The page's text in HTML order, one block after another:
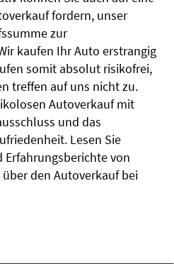
fordern, unser
zur
kaufen Ihr Auto erstrangig
somit absolut risikofrei,
treffen auf uns nicht zu.
Autoverkauf mit
und das
Lesen Sie
Erfahrungsberichte von
den Autoverkauf bei